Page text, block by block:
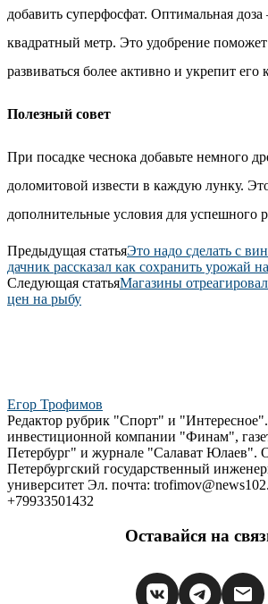
добавить суперфосфат. Оптимальная
квадратный метр. Это удобрение
развиваться более активно и укрепит его
Полезный совет
При посадке чеснока добавьте немного
доломитовой извести в каждую лунку.
дополнительные условия для успешного
Предыдущая статьяЭто надо сделать с
дачник рассказал как сохранить урожай
Следующая статьяМагазины
цен на рыбу
Егор Трофимов
Редактор рубрик "Спорт" и "Интересное".
инвестиционной компании "Финам",
Петербург" и журнале "Салават Юлаев".
Петербургский государственный
университет Эл. почта:
+79933501432
Оставайся на